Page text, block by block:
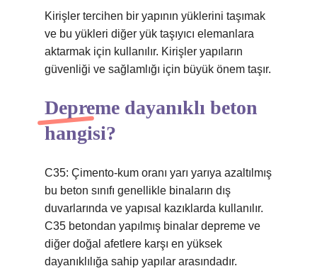
Kirişler tercihen bir yapının yüklerini taşımak
ve bu yükleri diğer yük taşıyıcı elemanlara
aktarmak için kullanılır. Kirişler yapıların
güvenliği ve sağlamlığı için büyük önem taşır.
Depreme dayanıklı beton
hangisi?
C35: Çimento-kum oranı yarı yarıya azaltılmış
bu beton sınıfı genellikle binaların dış
duvarlarında ve yapısal kazıklarda kullanılır.
C35 betondan yapılmış binalar depreme ve
diğer doğal afetlere karşı en yüksek
dayanıklılığa sahip yapılar arasındadır.